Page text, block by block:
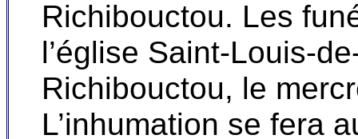
Richibouctou. Les
l’église Saint-Louis-
Richibouctou, le
L’inhumation se fera